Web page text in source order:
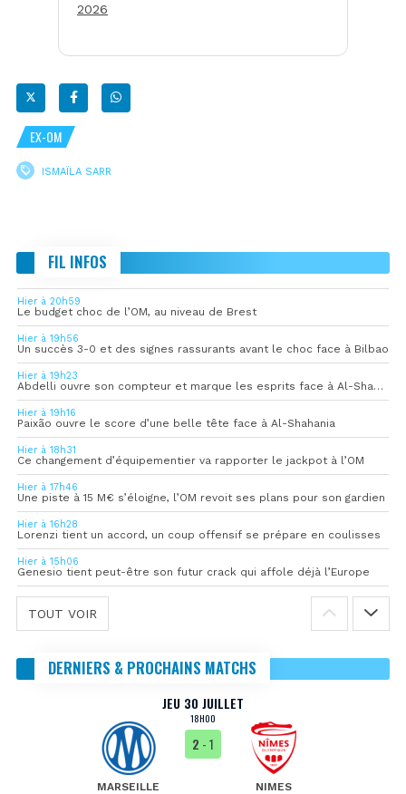
2026
EX-OM
ISMAÏLA SARR
FIL INFOS
Hier à 20h59
Le budget choc de l’OM, au niveau de Brest
Hier à 19h56
Un succès 3-0 et des signes rassurants avant le choc face à Bilbao
Hier à 19h23
Abdelli ouvre son compteur et marque les esprits face à Al-Shahania
Hier à 19h16
Paixão ouvre le score d’une belle tête face à Al-Shahania
Hier à 18h31
Ce changement d’équipementier va rapporter le jackpot à l’OM
Hier à 17h46
Une piste à 15 M€ s’éloigne, l’OM revoit ses plans pour son gardien
Hier à 16h28
Lorenzi tient un accord, un coup offensif se prépare en coulisses
Hier à 15h06
Genesio tient peut-être son futur crack qui affole déjà l’Europe
TOUT VOIR
DERNIERS & PROCHAINS MATCHS
JEU 30 JUILLET
18H00
MARSEILLE
2 - 1
NIMES